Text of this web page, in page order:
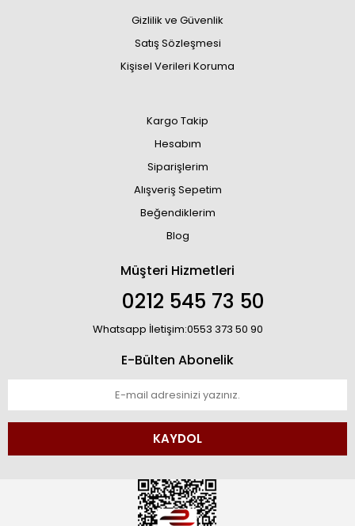
Gizlilik ve Güvenlik
Satış Sözleşmesi
Kişisel Verileri Koruma
Kargo Takip
Hesabım
Siparişlerim
Alışveriş Sepetim
Beğendiklerim
Blog
Müşteri Hizmetleri
0212 545 73 50
Whatsapp İletişim:0553 373 50 90
E-Bülten Abonelik
KAYDOL